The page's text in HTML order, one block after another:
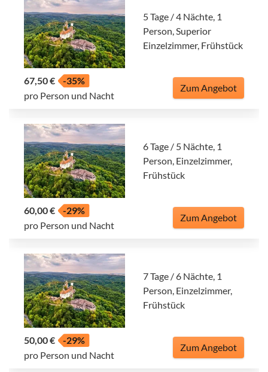
5 Tage / 4 Nächte, 1
Person, Superior
Einzelzimmer, Frühstück
67,50 €
-35%
pro Person und Nacht
Zum Angebot
6 Tage / 5 Nächte, 1
Person, Einzelzimmer,
Frühstück
60,00 €
-29%
pro Person und Nacht
Zum Angebot
7 Tage / 6 Nächte, 1
Person, Einzelzimmer,
Frühstück
50,00 €
-29%
pro Person und Nacht
Zum Angebot